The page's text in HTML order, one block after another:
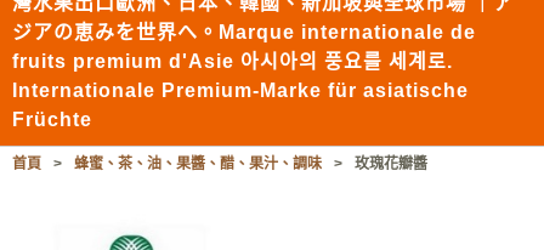
ジアの恵みを世界へ。Marque internationale de
fruits premium d'Asie 아시아의 풍요를 세계로.
Internationale Premium-Marke für asiatische
Früchte
首頁 > 蜂蜜、茶、油、果醬、醋、果汁、調味 > 玫瑰花瓣醬